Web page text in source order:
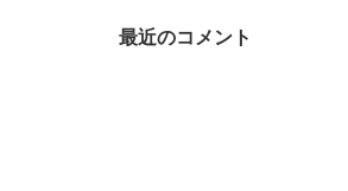
最近のコメント